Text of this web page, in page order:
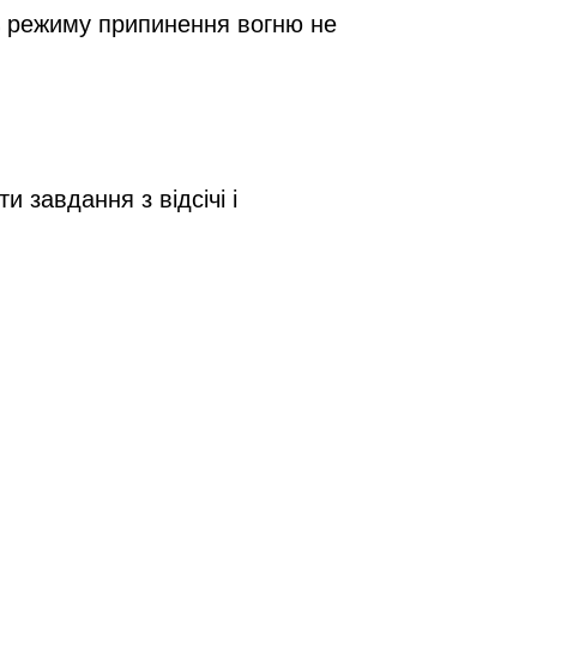
режиму припинення вогню не
з відсічі і